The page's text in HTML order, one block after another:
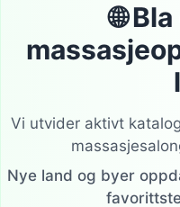
🌐
Vi utvider aktivt
Nye land og byer